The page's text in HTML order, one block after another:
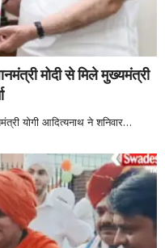
मोदी से मिले मुख्यमंत्री
योगी आदित्यनाथ ने शनिवार…